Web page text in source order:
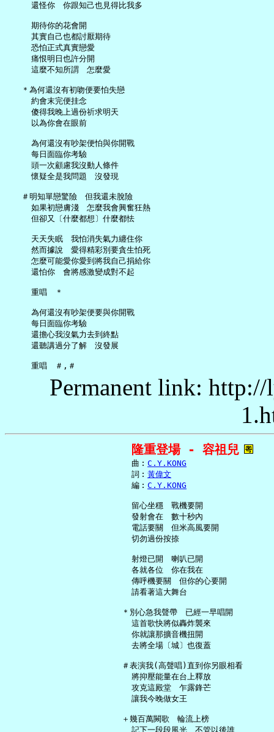
     還怪你　你跟知己也見得比我多
     期待你的花會開
     其實自己也都討厭期待
     恐怕正式真實戀愛
     痛恨明日也許分開
     這麼不知所謂　怎麼愛
   ＊為何還沒有初吻便要怕失戀
     約會末完便挂念
     傻得我晚上過份祈求明天
     以為你會在眼前
     為何還沒有吵架便怕與你開戰
     每日面臨你考驗
     頭一次顧慮我沒動人條件
     懷疑全是我問題　沒發現
   ＃明知單戀驚險　但我還未脫險
     如果初戀膚淺　怎麼我會興奮狂熱
     但卻又〔什麼都想〕什麼都怯
     天天失眠　我怕消失氣力纏住你
     然而據說　愛得精彩別要貪生怕死
     怎麼可能愛你愛到將我自己捐給你
     還怕你　會將感激變成對不起
     重唱　＊
     為何還沒有吵架便要與你開戰
     每日面臨你考驗
     還擔心我沒氣力去到終點
     還聽講過分了解　沒發展
Permanent link:
隆重登場 - 容祖兒
     曲︰
C.Y.KONG
     詞︰
黃偉文
     編︰
C.Y.KONG
     留心坐穩　戰機要開
     發射會在　數十秒內
     電話要關　但米高風要開
     切勿過份按捺
     射燈已開　喇叭已開
     各就各位　你在我在
     傳呼機要關　但你的心要開
     請看著這大舞台
   ＊別心急我聲帶　已經一早唱開
     這首歌快將似轟炸襲來
     你就讓那擴音機扭開
     去將全場〔城〕也復蓋
   ＃表演我(高聲唱)直到你另眼相看
     將抑壓能量在台上釋放
     攻克這殿堂　乍露鋒芒
     讓我今晚做女王
   ＋幾百萬闕歌　輪流上榜
     記下一段段風光　不管以後誰